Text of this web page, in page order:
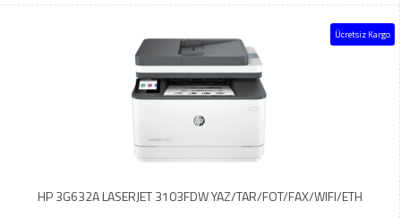
Ücretsiz Kargo
HP 3G632A LASERJET 3103FDW YAZ/TAR/FOT/FAX/WIFI/ETH